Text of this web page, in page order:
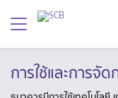
การใช้และการจั